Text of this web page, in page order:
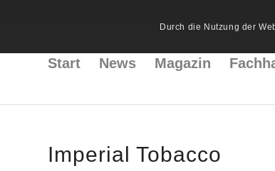
Start News Magazin
Imperial Tobacco
Durch die Nutzung der